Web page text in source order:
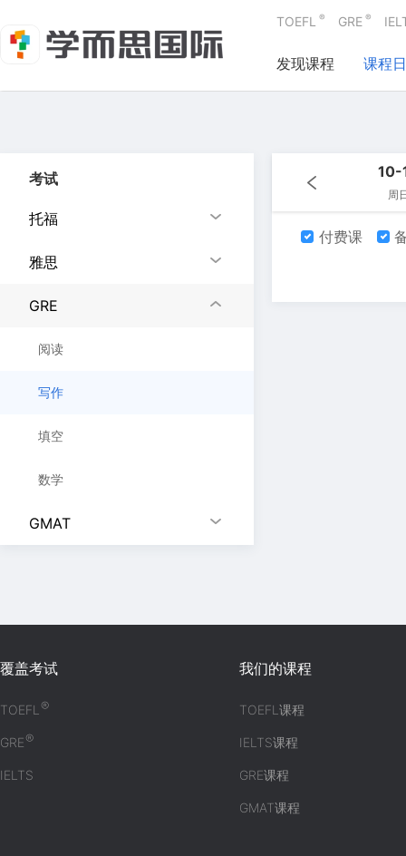
TOEFL ® GRE ®
发现课程 课程
考试
托福
雅思
GRE
阅读
写作
填空
数学
GMAT
10-
周
付费课
覆盖考试
TOEFL®
GRE®
IELTS
我们的课程
TOEFL课程
IELTS课程
GRE课程
GMAT课程